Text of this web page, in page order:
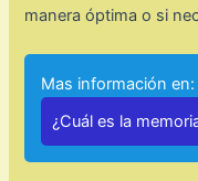
manera óptima o si
Mas información en:
¿Cuál es la